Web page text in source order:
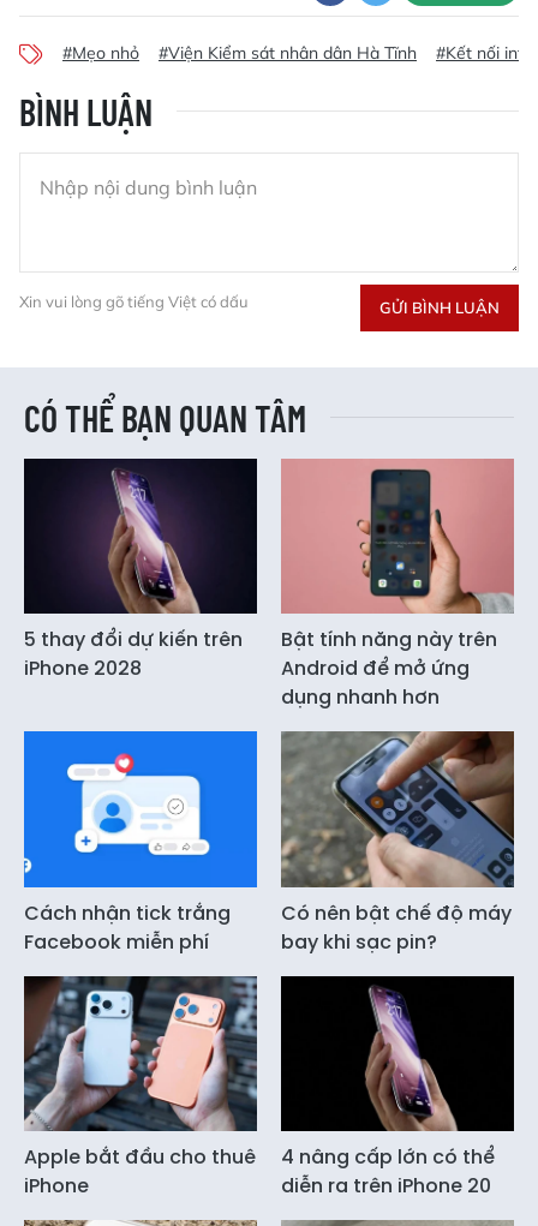
#Mẹo nhỏ #Viện Kiểm sát nhân dân Hà Tĩnh #Kết nối
BÌNH LUẬN
Xin vui lòng gõ tiếng Việt có dấu GỬI BÌNH LUẬN
CÓ THỂ BẠN QUAN TÂM
5 thay đổi dự kiến trên
iPhone 2028
Bật tính năng này trên
Android để mở ứng
dụng nhanh hơn
Cách nhận tick trắng
Facebook miễn phí
Có nên bật chế độ máy
bay khi sạc pin?
Apple bắt đầu cho thuê
iPhone
4 nâng cấp lớn có thể
diễn ra trên iPhone 20